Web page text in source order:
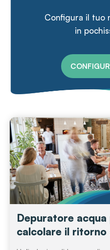
Configura il tuo
in
Depuratore
calcolare il